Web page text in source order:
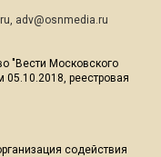
, adv@osnmedia.ru
"Вести Московского
05.10.2018, реестровая
содействия